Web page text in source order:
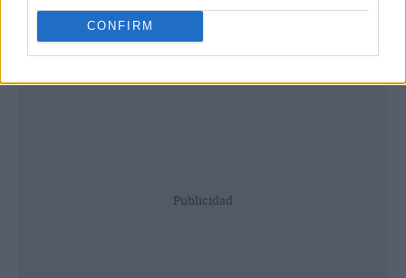
CONFIRM
Publicidad